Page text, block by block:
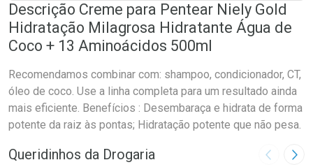
Descrição Creme para Pentear Niely Gold
Hidratação Milagrosa Hidratante Água de
Coco + 13 Aminoácidos 500ml
Recomendamos combinar com: shampoo, condicionador, CT,
óleo de coco. Use a linha completa para um resultado ainda
mais eficiente. Benefícios : Desembaraça e hidrata de forma
potente da raiz às pontas; Hidratação potente que não pesa.
Queridinhos da Drogaria Imagem